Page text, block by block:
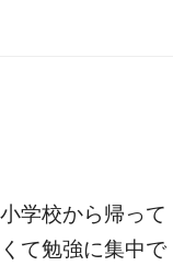
学校から帰って
て勉強に集中で